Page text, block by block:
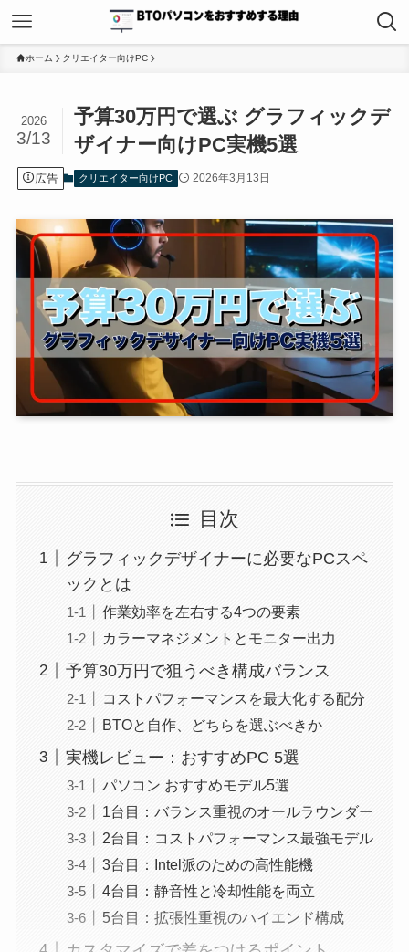
ホーム クリエイター向けPC
予算30万円で選ぶ グラフィックデ
ザイナー向けPC実機5選
2026
3/13
広告 クリエイター向けPC 2026年3月13日
目次
グラフィックデザイナーに必要なPCスペ
ックとは
作業効率を左右する4つの要素
カラーマネジメントとモニター出力
予算30万円で狙うべき構成バランス
コストパフォーマンスを最大化する配分
BTOと自作、どちらを選ぶべきか
実機レビュー：おすすめPC 5選
パソコン おすすめモデル5選
1台目：バランス重視のオールラウンダー
2台目：コストパフォーマンス最強モデル
3台目：Intel派のための高性能機
4台目：静音性と冷却性能を両立
5台目：拡張性重視のハイエンド構成